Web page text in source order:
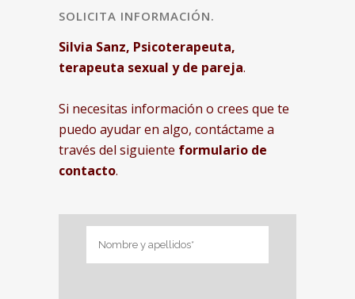
SOLICITA INFORMACIÓN.
Silvia Sanz, Psicoterapeuta,
terapeuta sexual y de pareja.
Si necesitas información o crees que te
puedo ayudar en algo, contáctame a
través del siguiente formulario de
contacto.